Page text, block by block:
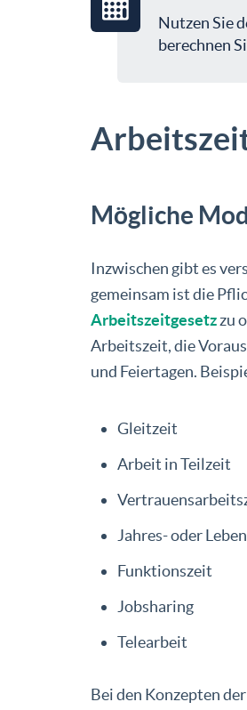
Nutzen Sie
berechnen
Mögliche
Inzwischen gibt es
gemeinsam ist die
Arbeitszeitgesetzzu
Arbeitszeit, die
und Feiertagen.
Gleitzeit
Arbeit in Teilzeit
Jahres- oder
Funktionszeit
Jobsharing
Telearbeit
Bei den Konzepten